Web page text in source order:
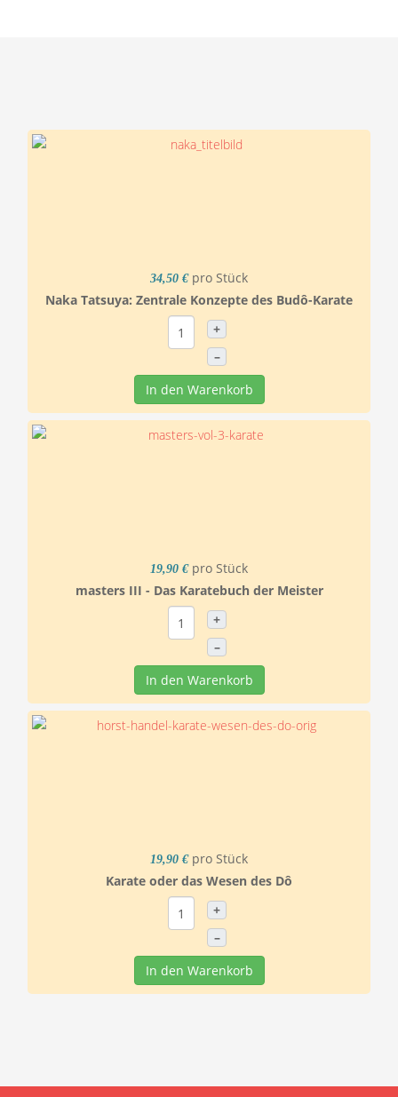
34,50 € pro Stück
Naka Tatsuya: Zentrale Konzepte des Budô-Karate
+
–
In den Warenkorb
19,90 € pro Stück
masters III - Das Karatebuch der Meister
+
–
In den Warenkorb
19,90 € pro Stück
Karate oder das Wesen des Dô
+
–
In den Warenkorb